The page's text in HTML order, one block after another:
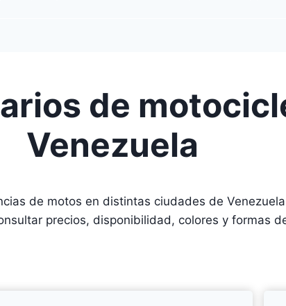
de
Venezuela
de motos en distintas ciudades de
precios, disponibilidad, colores y formas